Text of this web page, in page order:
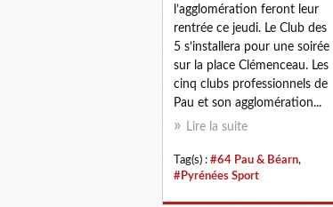
l’agglomération feront leur
rentrée ce jeudi. Le Club des
5 s’installera pour une soirée
sur la place Clémenceau. Les
cinq clubs professionnels de
Pau et son agglomération...
Lire la suite
Tag(s) : #64 Pau & Béarn,
#Pyrénées Sport